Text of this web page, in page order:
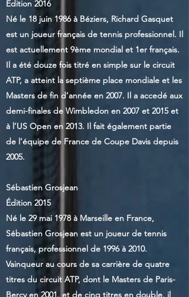
Édition 2016
Né le 18 juin 1986 à Béziers, Richard Gasquet
est un joueur français de tennis professionnel. Il
est actuellement 9ème mondial et 1er français.
Il a été douze fois titré en simple sur le circuit
ATP, a atteint la septième place mondiale et les
Masters de fin d’année en 2007. Il a accedé aux
demi-finales de Wimbledon en 2007 et 2015 et
à l’US Open en 2013. Il fait également partie
de l’équipe de France de Coupe Davis depuis
2005.
Sébastien Grosjean
Édition 2015
Né le 29 mai 1978 à Marseille en France,
Sébastien Grosjean est un joueur de tennis
français, professionnel de 1996 à 2010.
Vainqueur au cours de sa carrière de quatre
titres du circuit ATP, dont le Masters de Paris-
Bercy en 2001, et de cinq titres en double, il